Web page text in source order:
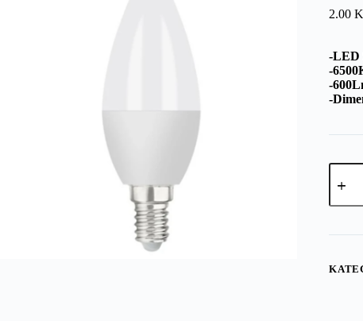
2.00
-LED
-
-
-